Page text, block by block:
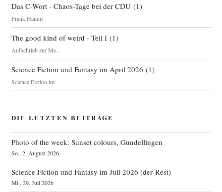
Das C-Wort - Chaos-Tage bei der CDU(1)
Frank Hamm
The good kind of weird - Teil I(1)
Aufschrieb zur Me...
Science Fiction und Fantasy im April 2026 (1)
Science Fiction im
DIE LETZTEN BEITRÄGE
Photo of the week: Sunset colours, Gundelfingen
So., 2. August 2026
Science Fiction und Fantasy im Juli 2026 (der Rest)
Mi., 29. Juli 2026